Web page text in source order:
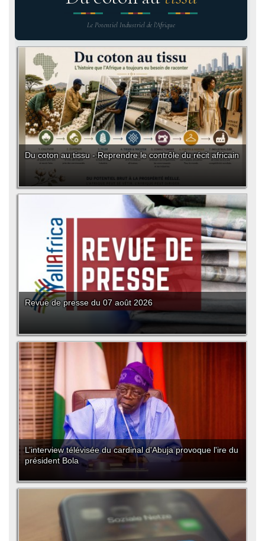
Le Potentiel Industriel de l'Afrique
Du coton au tissu - Reprendre le contrôle du récit africain
Revue de presse du 07 août 2026
L’interview télévisée du cardinal d'Abuja provoque l'ire du
président Bola